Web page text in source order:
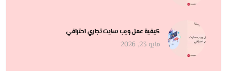
كيفية عمل ويب سايت تجاري احترافي
مايو 23, 2026